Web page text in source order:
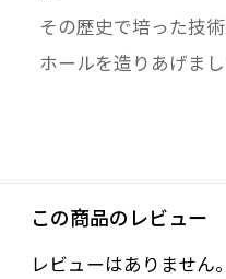
その歴史で培った技
ホールを造りあげま
この商品のレビュー
レビューはありません。